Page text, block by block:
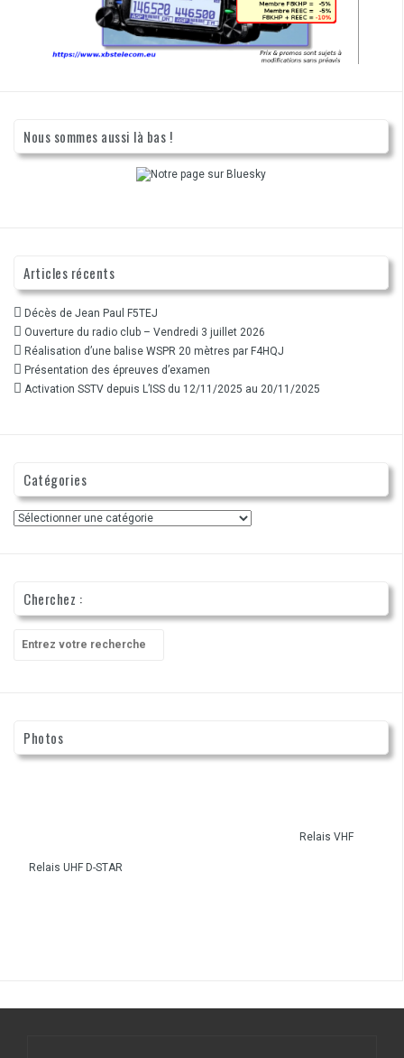
Nous sommes aussi là bas !
Articles récents
Décès de Jean Paul F5TEJ
Ouverture du radio club – Vendredi 3 juillet 2026
Réalisation d’une balise WSPR 20 mètres par F4HQJ
Présentation des épreuves d’examen
Activation SSTV depuis L’ISS du 12/11/2025 au 20/11/2025
Catégories
Catégories
Cherchez :
pour
Photos
Relais VHF
Relais UHF D-STAR